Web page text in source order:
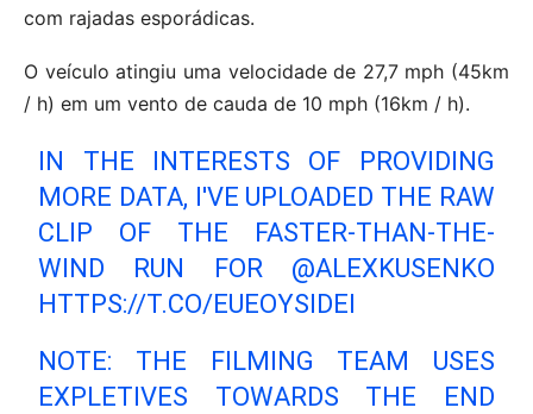
com rajadas esporádicas.
O veículo atingiu uma velocidade de 27,7 mph (45km
/ h) em um vento de cauda de 10 mph (16km / h).
IN THE INTERESTS OF PROVIDING
MORE DATA, I'VE UPLOADED THE RAW
CLIP OF THE FASTER-THAN-THE-
WIND RUN FOR @ALEXKUSENKO
HTTPS://T.CO/EUEOYSIDEI
NOTE: THE FILMING TEAM USES
EXPLETIVES TOWARDS THE END